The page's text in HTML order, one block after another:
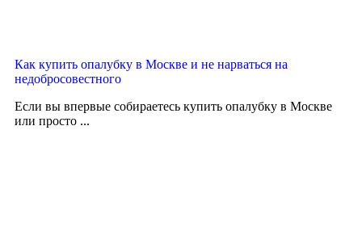
Как купить опалубку в Москве и не нарваться на
недобросовестного
Если вы впервые собираетесь купить опалубку в Москве
или просто ...